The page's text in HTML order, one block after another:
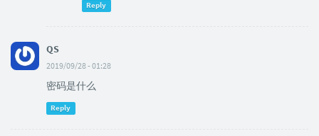
Reply
QS
2019/09/28 - 01:28
密码是什么
Reply